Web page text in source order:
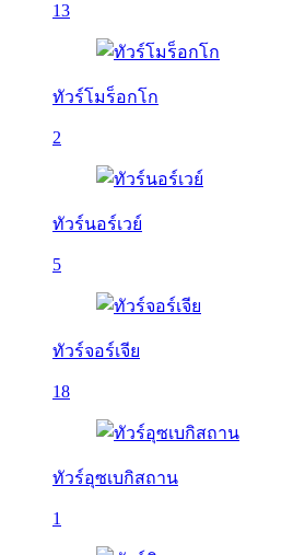
13
ทัวร์โมร็อกโก
2
ทัวร์นอร์เวย์
5
ทัวร์จอร์เจีย
18
ทัวร์อุซเบกิสถาน
1